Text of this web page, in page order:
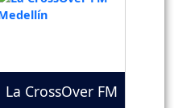
La CrossOver FM